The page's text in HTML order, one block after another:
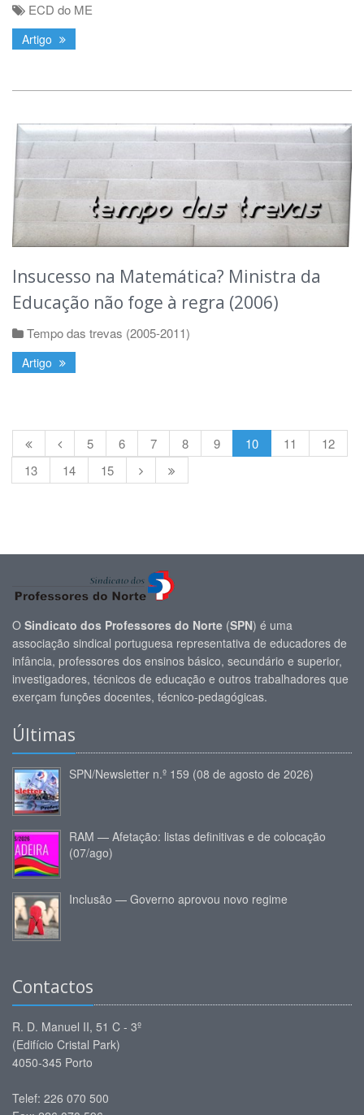
ECD do ME
Artigo
Insucesso na Matemática? Ministra da
Educação não foge à regra (2006)
Tempo das trevas (2005-2011)
Artigo
5 6 7 8 9 10 11
12
13
14 15
O Sindicato dos Professores do Norte (SPN) é uma
associação sindical portuguesa representativa de educadores de
infância, professores dos ensinos básico, secundário e superior,
investigadores, técnicos de educação e outros trabalhadores que
exerçam funções docentes, técnico-pedagógicas.
Últimas
SPN/Newsletter n.º 159 (08 de agosto de 2026)
RAM — Afetação: listas definitivas e de colocação
(07/ago)
Inclusão — Governo aprovou novo regime
Contactos
R. D. Manuel II, 51 C - 3º
(Edifício Cristal Park)
4050-345 Porto
Telef: 226 070 500